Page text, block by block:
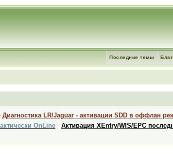
Последние темы
Диагностика LR/Jaguar - активации SDD в оффлан
OnLine- Активация XEntry/WIS/EPC